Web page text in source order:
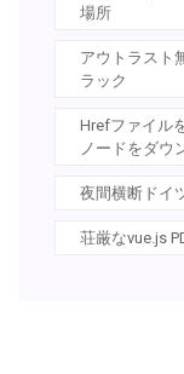
場所
アウトラスト
ラック
Hrefファイル
ノードをダウ
夜間横断ドイ
荘厳なvue.js